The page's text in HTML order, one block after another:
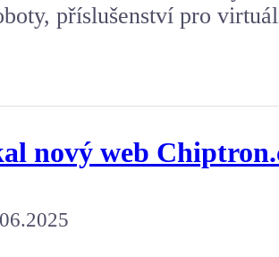
příslušenství pro
nový web